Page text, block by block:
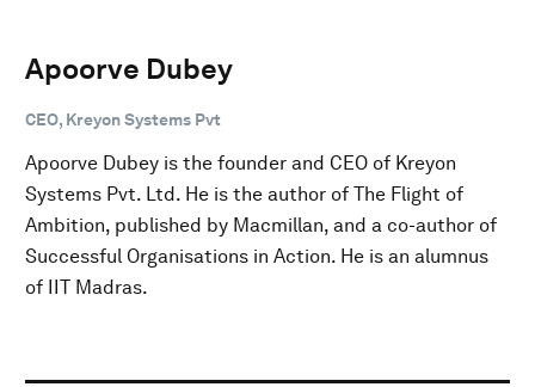
Apoorve Dubey
CEO, Kreyon Systems Pvt
Apoorve Dubey is the founder and CEO of Kreyon
Systems Pvt. Ltd. He is the author of The Flight of
Ambition, published by Macmillan, and a co-author of
Successful Organisations in Action. He is an alumnus
of IIT Madras.